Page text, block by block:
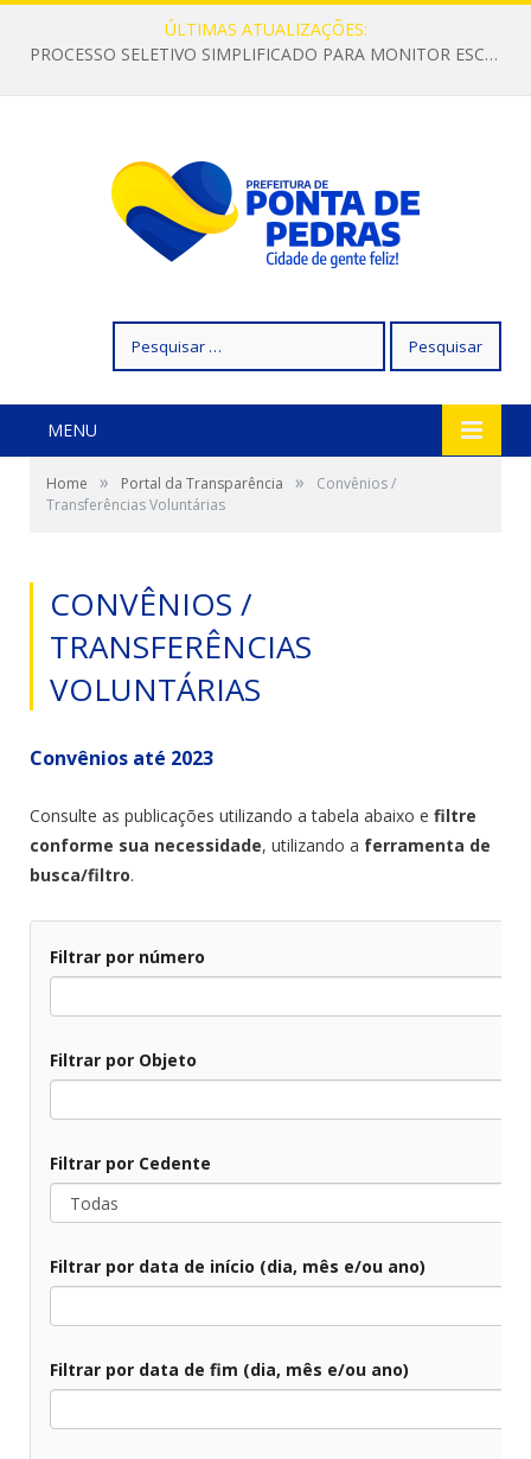
ÚLTIMAS ATUALIZAÇÕES:
PROCESSO SELETIVO SIMPLIFICADO PARA MONITOR ESCOLAR
por:
MENU
Home » Portal da Transparência »
Convênios /
Transferências Voluntárias
CONVÊNIOS /
TRANSFERÊNCIAS
VOLUNTÁRIAS
Convênios até 2023
Consulte as publicações utilizando a tabela abaixo e filtre
conforme sua necessidade, utilizando a ferramenta de
busca/filtro.
Filtrar por número
Filtrar por Objeto
Filtrar por Cedente
Todas
Filtrar por data de início (dia, mês e/ou ano)
Filtrar por data de fim (dia, mês e/ou ano)